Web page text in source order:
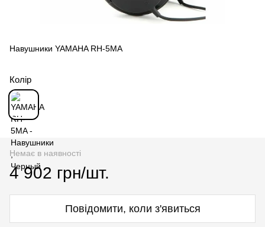
Навушники YAMAHA RH-5MA
Колір
Немає в наявності
4 902 грн/шт.
Повідомити, коли з'явиться